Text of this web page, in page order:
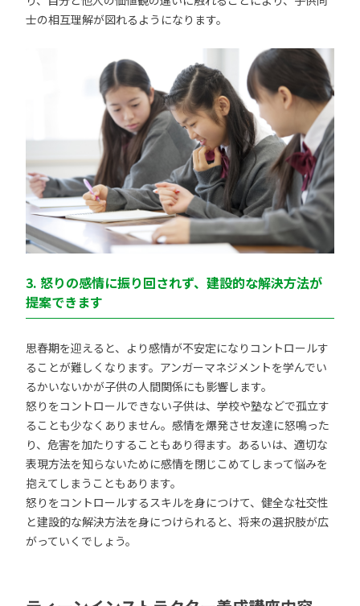
士の相互理解が図れるようになります。
3. 怒りの感情に振り回されず、建設的な解決方法が
提案できます
思春期を迎えると、より感情が不安定になりコントロールす
ることが難しくなります。アンガーマネジメントを学んでい
るかいないかが子供の人間関係にも影響します。
怒りをコントロールできない子供は、学校や塾などで孤立す
ることも少なくありません。感情を爆発させ友達に怒鳴った
り、危害を加たりすることもあり得ます。あるいは、適切な
表現方法を知らないために感情を閉じこめてしまって悩みを
抱えてしまうこともあります。
怒りをコントロールするスキルを身につけて、健全な社交性
と建設的な解決方法を身につけられると、将来の選択肢が広
がっていくでしょう。